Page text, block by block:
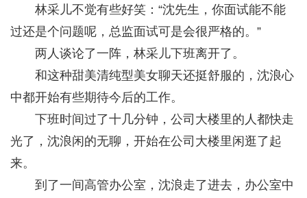
林采儿不觉有些好笑：“沈先生，你面试能不能
过还是个问题呢，总监面试可是会很严格的。”
两人谈论了一阵，林采儿下班离开了。
和这种甜美清纯型美女聊天还挺舒服的，沈浪心
中都开始有些期待今后的工作。
下班时间过了十几分钟，公司大楼里的人都快走
光了，沈浪闲的无聊，开始在公司大楼里闲逛了起
来。
到了一间高管办公室，沈浪走了进去，办公室中